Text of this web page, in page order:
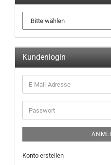
Kundenlogin
Konto erstellen